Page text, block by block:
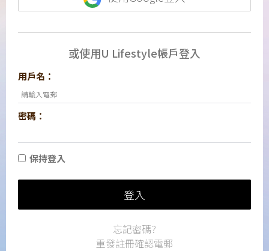
或使用U Lifestyle帳戶登入
用戶名：
密碼：
保持登入
登入
忘記密碼?
重發註冊確認電郵